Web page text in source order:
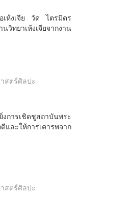
เห้งเจีย วัด ไตรมิตร
ยาเห้งเจียจากงาน
สตร์ศิลปะ
การเชิดชูสถาบันพระ
ละให้การเคารพจาก
สตร์ศิลปะ